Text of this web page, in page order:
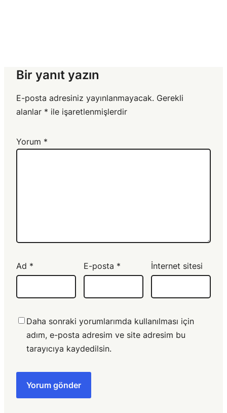
Bir yanıt yazın
E-posta adresiniz yayınlanmayacak. Gerekli
alanlar * ile işaretlenmişlerdir
Yorum *
Ad * E-posta * İnternet sitesi
Daha sonraki yorumlarımda kullanılması için
adım, e-posta adresim ve site adresim bu
tarayıcıya kaydedilsin.